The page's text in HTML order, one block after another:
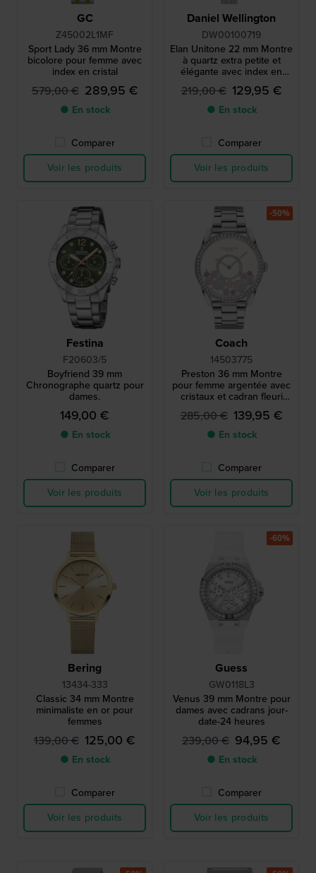
GC
Z45002L1MF
Sport Lady 36 mm Montre
bicolore pour femme avec
index en cristal
579,00 € 289,95 €
● En stock
Comparer
Voir les produits
Daniel Wellington
DW00100719
Elan Unitone 22 mm Montre
à quartz extra petite et
élégante avec index en
cristal
219,00 € 129,95 €
● En stock
Comparer
Voir les produits
Festina
F20603/5
Boyfriend 39 mm
Chronographe quartz pour
dames.
149,00 €
● En stock
Comparer
Voir les produits
Coach
14503775
Preston 36 mm Montre
pour femme argentée avec
cristaux et cadran fleuri
rotatif
285,00 € 139,95 €
● En stock
Comparer
Voir les produits
-50%
Bering
13434-333
Classic 34 mm Montre
minimaliste en or pour
femmes
139,00 € 125,00 €
● En stock
Comparer
Voir les produits
Guess
GW0118L3
Venus 39 mm Montre pour
dames avec cadrans jour-
date-24 heures
239,00 € 94,95 €
● En stock
Comparer
Voir les produits
-60%